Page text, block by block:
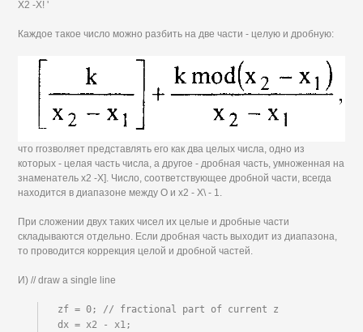
Х2 -X! '
Каждое такое число можно разбить на две части - целую и дробную:
что ггозволяет представлять его как два целых числа, одно из
которых - целая часть числа, а другое - дробная часть, умноженная на
знаменатель х2 -X]. Число, соответствующее дробной части, всегда
находится в диапазоне между О и х2 - Х\ - 1.
При сложении двух таких чисел их целые и дробные части
складываются отдельно. Если дробная часть выходит из диапазона,
то проводится коррекция целой и дробной частей.
И) // draw a single line
zf = 0; // fractional part of current z
dx = x2 - x1;